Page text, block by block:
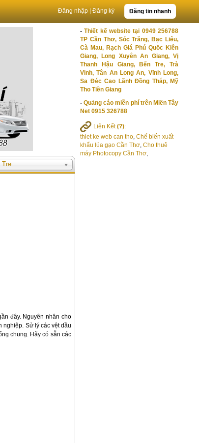
Đăng tin nhanh
Đăng nhập Đăng ký
-Thiết kế website tại 0949 256788
TP Cần Thơ, Sóc Trăng, Bạc Liêu,
Cà Mau, Rạch Giá Phú Quốc Kiên
Giang, Long Xuyên An Giang, Vị
Thanh Hậu Giang, Bến Tre, Trà
Vinh, Tân An Long An, Vĩnh Long,
Sa Đéc Cao Lãnh Đồng Tháp, Mỹ
Tho Tiền Giang
-Quảng cáo miễn phí trên Miền Tây
Net 0915 326788
Liên Kết(?):
thiet ke web can tho, Chế biến xuất
khẩu lúa gạo Cần Thơ, Cho thuê
máy Photocopy Cần Thơ,
Tre
đây. Nguyên nhân cho
nghiệp. Sử lý các vệt dầu
chung. Hãy có sẵn các